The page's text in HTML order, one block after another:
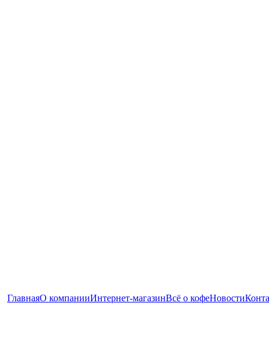
ГлавнаяО компанииИнтернет-магазинВсё о кофеНовости